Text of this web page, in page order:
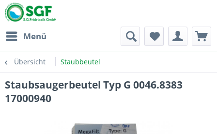
Menü
Übersicht Staubbeutel
Staubsaugerbeutel Typ G 0046.8383
17000940